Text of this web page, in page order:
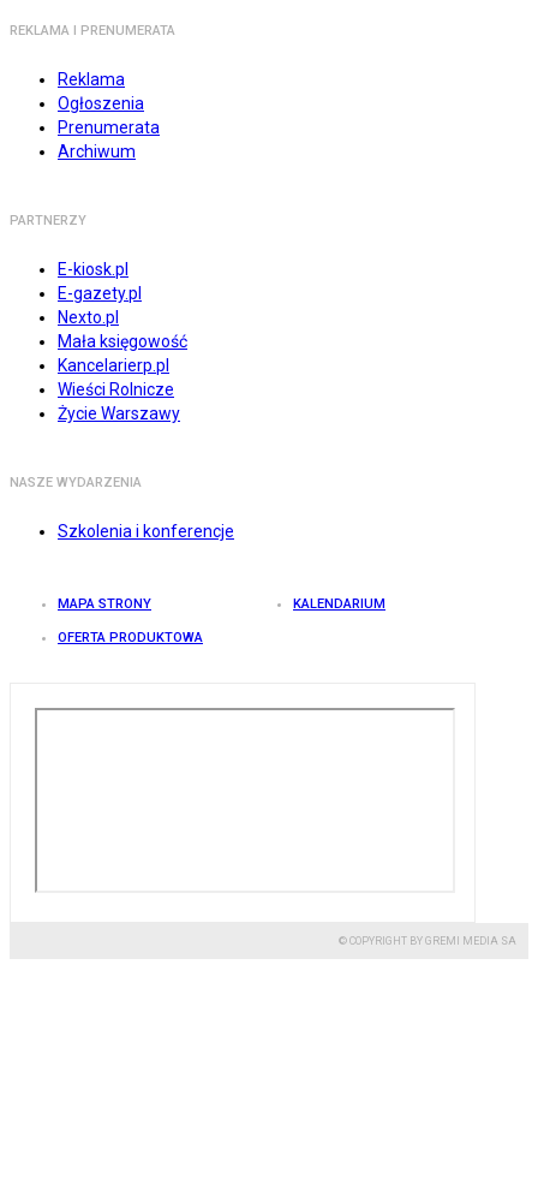
REKLAMA I PRENUMERATA
Reklama
Ogłoszenia
Prenumerata
Archiwum
PARTNERZY
E-kiosk.pl
E-gazety.pl
Nexto.pl
Mała księgowość
Kancelarierp.pl
Wieści Rolnicze
Życie Warszawy
NASZE WYDARZENIA
Szkolenia i konferencje
MAPA STRONY KALENDARIUM
OFERTA PRODUKTOWA
© COPYRIGHT BY GREMI MEDIA SA